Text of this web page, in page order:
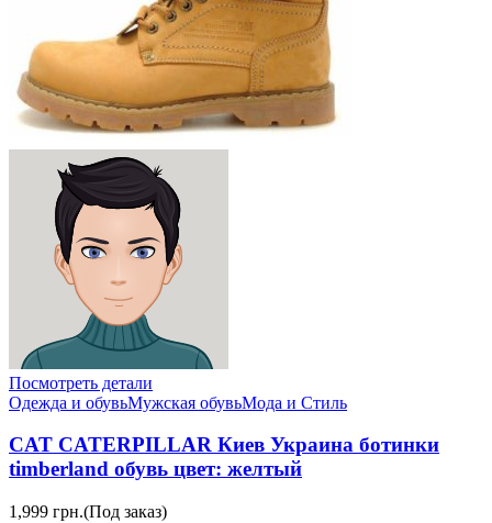
Посмотреть детали
Одежда и обувьМужская обувьМода и Стиль
CAT CATERPILLAR Киев Украина ботинки
timberland обувь цвет: желтый
1,999 грн.(Под заказ)